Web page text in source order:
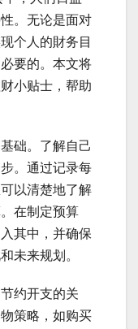
。无论是面对
个人的財务目
要的。本文将
小贴士，帮助
础。了解自己
。通过记录每
以清楚地了解
在制定预算
其中，并确保
未来规划。
约开支的关
策略，如购买